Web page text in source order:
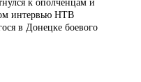
интервью НТВ
в Донецке боевого